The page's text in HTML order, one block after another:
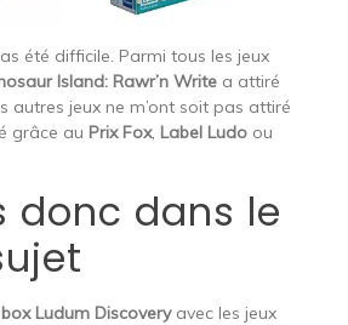
été difficile. Parmi tous les jeux
Island: Rawr’n Writea attiré
autres jeux ne m’ont soit pas attiré
grâce au Prix Fox, Label Ludoou
donc dans le
Ludum Discovery avec les jeux